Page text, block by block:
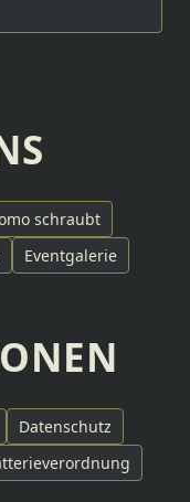
schraubt
Eventgalerie
Datenschutz